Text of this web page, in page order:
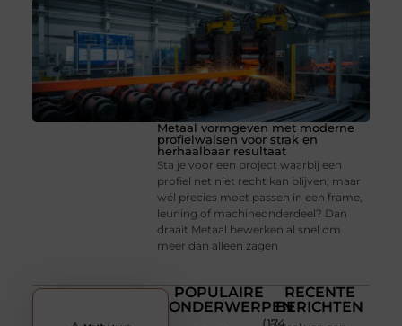
Metaal vormgeven met moderne
profielwalsen voor strak en
herhaalbaar resultaat
Sta je voor een project waarbij een
profiel net niet recht kan blijven, maar
wél precies moet passen in een frame,
leuning of machineonderdeel? Dan
draait Metaal bewerken al snel om
meer dan alleen zagen
POPULAIRE
ONDERWERPEN
RECENTE
BERICHTEN